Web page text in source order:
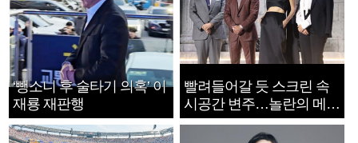
‘뺑소니 후 술타기 의혹’ 이
재룡 재판행
빨려들어갈 듯 스크린 속
시공간 변주…놀란의 메시
지는 ‘전쟁 속죄’